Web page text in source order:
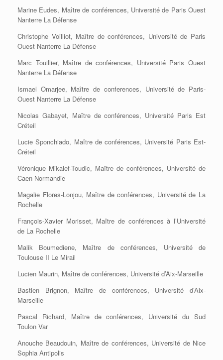
Marine Eudes, Maître de conférences, Université de Paris Ouest
Nanterre La Défense
Christophe Voilliot, Maître de conférences, Université de Paris
Ouest Nanterre La Défense
Marc Touillier, Maître de conférences, Université Paris Ouest
Nanterre La Défense
Ismael Omarjee, Maître de conferences, Université de Paris-
Ouest Nanterre La Défense
Nicolas Gabayet, Maître de conférences, Université Paris Est
Créteil
Lucie Sponchiado, Maître de conférences, Université Paris Est-
Créteil
Véronique Mikalef-Toudic, Maître de conférences, Université de
Caen Normandie
Magalie Flores-Lonjou, Maître de conférences, Université de La
Rochelle
François-Xavier Morisset, Maître de conférences à l’Université
de La Rochelle
Malik Boumediene, Maître de conférences, Université de
Toulouse II Le Mirail
Lucien Maurin, Maître de conférences, Université d’Aix-Marseille
Bastien Brignon, Maître de conférences, Université d’Aix-
Marseille
Pascal Richard, Maître de conférences, Université du Sud
Toulon Var
Anouche Beaudouin, Maître de conférences, Université de Nice
Sophia Antipolis